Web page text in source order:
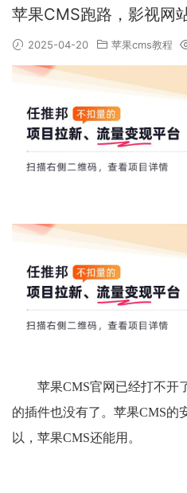
苹果CMS跑路，影视网
2025-04-20 苹果cms教程
苹果CMS官网已经打不开
的插件也没有了。苹果CMS的
以，苹果CMS还能用。